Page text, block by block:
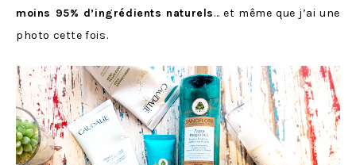
moins 95% d’ingrédients naturels… et même que j’ai une
photo cette fois.